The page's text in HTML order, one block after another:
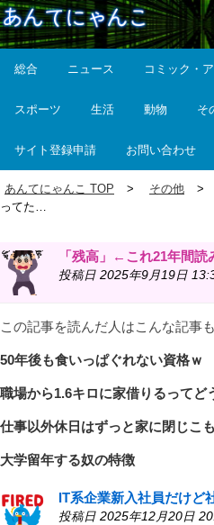
総合 ニュース コミック・
スポーツ 生活 動物 そ
サイト登録申請 お問い合わせ
あんてにゃんこ TOP その他
ってた…
「残高」←これ21年間
投稿日 2025年9月19日
この記事を読んだ人はこんな記事
50年後も食いっぱぐれない資格ｗ
職場から1.6キロに家借りるってど
仕事以外休日はずっと家に閉じこ
大学留年する奴の特徴
IT系企業新入社員だけど
投稿日 2025年12月20日